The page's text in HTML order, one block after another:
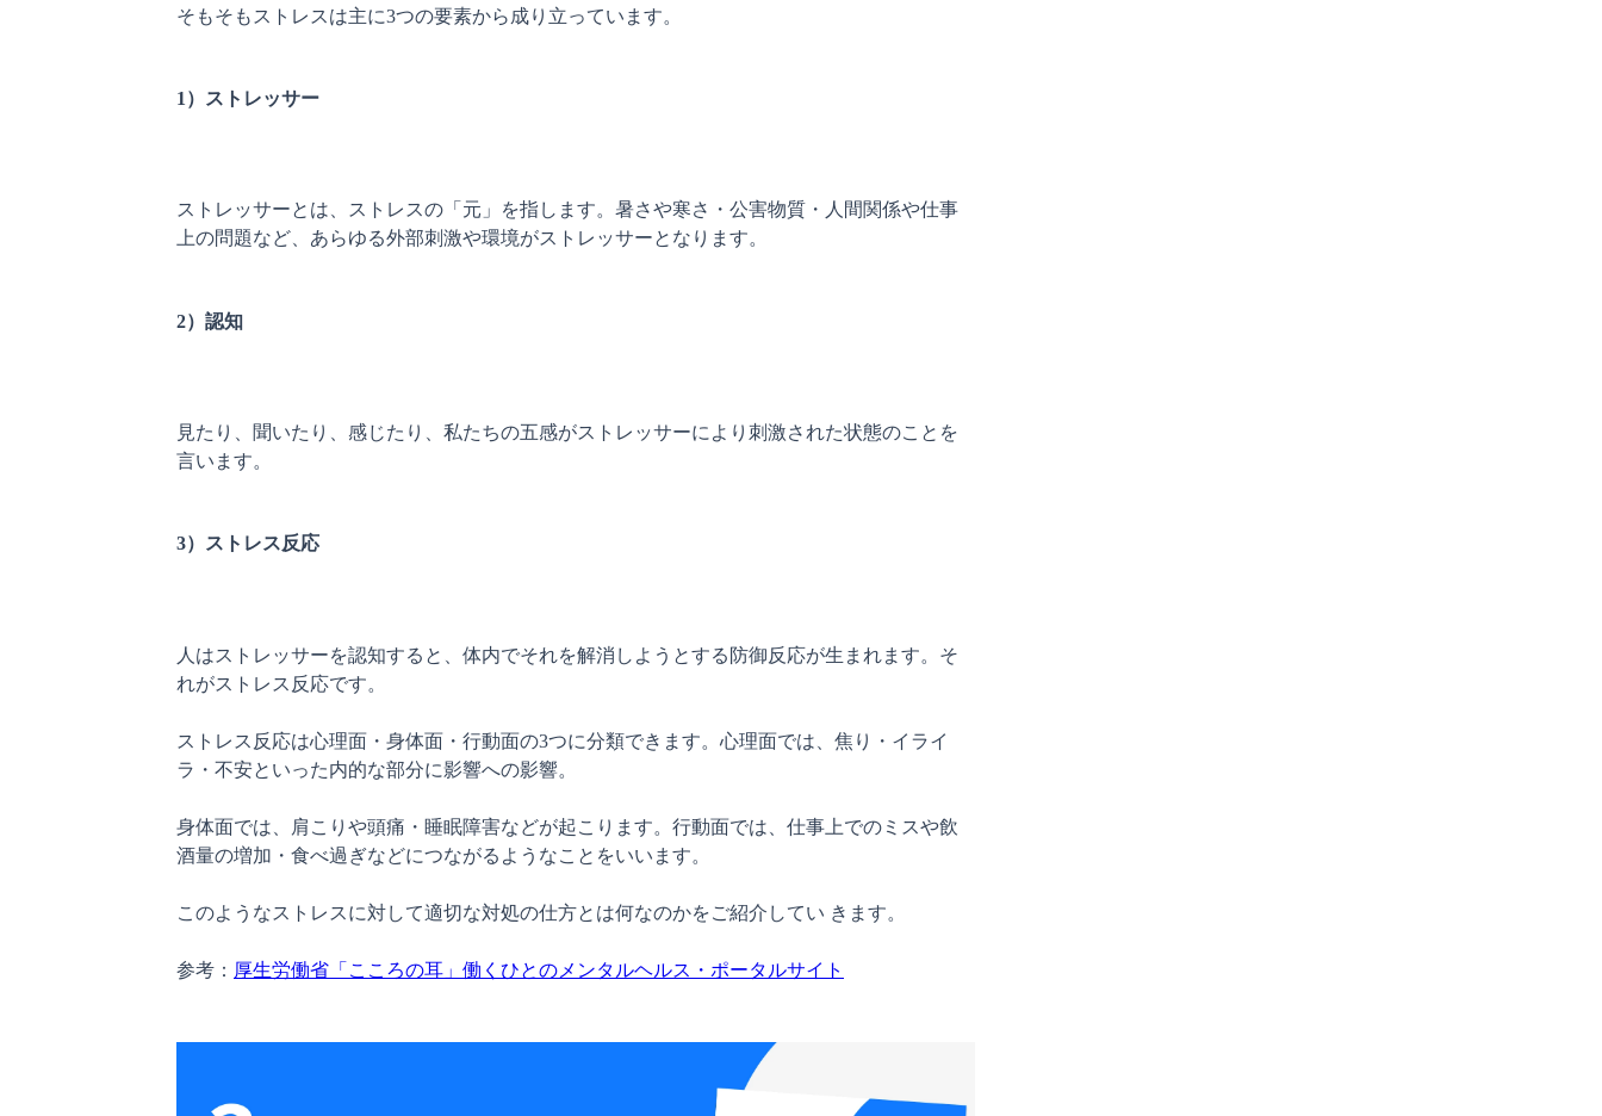
そもそもストレスは主に3つの要素から成り立っています。
1）ストレッサー
ストレッサーとは、ストレスの「元」を指します。暑さや寒さ・公害物質・人間関係や仕事
上の問題など、あらゆる外部刺激や環境がストレッサーとなります。
2）認知
見たり、聞いたり、感じたり、私たちの五感がストレッサーにより刺激された状態のことを
言います。
3）ストレス反応
人はストレッサーを認知すると、体内でそれを解消しようとする防御反応が生まれます。そ
れがストレス反応です。
ストレス反応は心理面・身体面・行動面の3つに分類できます。心理面では、焦り・イライ
ラ・不安といった内的な部分に影響への影響。
身体面では、肩こりや頭痛・睡眠障害などが起こります。行動面では、仕事上でのミスや飲
酒量の増加・食べ過ぎなどにつながるようなことをいいます。
このようなストレスに対して適切な対処の仕方とは何なのかをご紹介してい きます。
参考： 厚生労働省「こころの耳」働くひとのメンタルヘルス・ポータルサイト